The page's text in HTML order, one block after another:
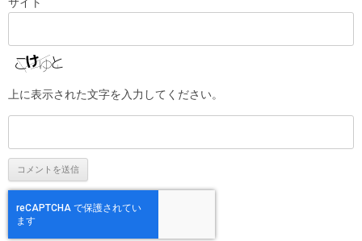
上に表示された文字を入力してください。